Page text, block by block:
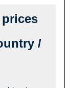
prices
/